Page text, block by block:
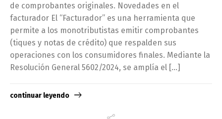
de comprobantes originales. Novedades en el
facturador El “Facturador” es una herramienta que
permite a los monotributistas emitir comprobantes
(tiques y notas de crédito) que respalden sus
operaciones con los consumidores finales. Mediante la
Resolución General 5602/2024, se amplía el […]
continuar leyendo